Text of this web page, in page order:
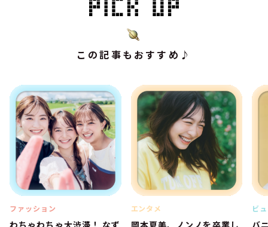
この記事もおすすめ♪
ファッション エンタメ ビ